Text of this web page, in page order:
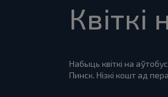
Набыць квіткі на
Пинск. Нізкі кошт ад